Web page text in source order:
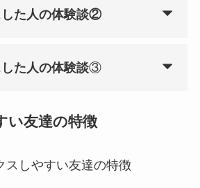
た人の体験談②
た人の体験談③
い友達の特徴